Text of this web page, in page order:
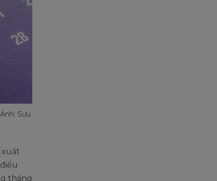
Sưu
xuất
tháng